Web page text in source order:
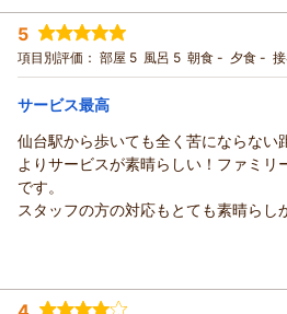
また、アメニティやリラックスエリ
ましてお褒めのお言葉をいただき、
ご旅行の疲れを癒やすお手伝いがで
います。
「泊まって良かった」という身に余
ります。
お近くへお越しの際は、またぜひわ
用くださいませ。
スタッフ一同、心よりお待ち申し上げ
宿泊時期： 2026年07月宿泊 (夫婦旅行)
投稿者： りょうさん
宿泊プラン： 【じゃらんスペシャルウィーク
ルステイ～フリードリンク付き～
ダブル
宿泊価格帯： 6,001～7,000円(大人一人あた
リッチモンドホテル仙台からの返信
この度はリッチモンドホテル仙台を
まるご感想をお寄せいただき誠にあり
「非常に綺麗なホテルでした」との
一同大変嬉しく拝読いたしました。
また、ソフトクリームや駄菓子、ド
5
項目別評価： 部屋 5 風呂 5 朝食 - 夕食 -
サービス最高
仙台駅から歩いても全く苦にならない
よりサービスが素晴らしい！ファミリ
です。
スタッフの方の対応もとても素晴らし
投稿者： まきおさん(女性/50代)